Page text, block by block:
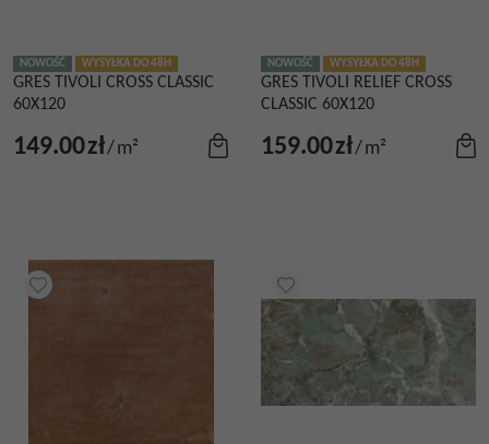
NOWOŚĆ WYSYŁKA DO 48H
GRES TIVOLI CROSS CLASSIC
60X120
149.00zł/m²
NOWOŚĆ WYSYŁKA DO 48H
GRES TIVOLI RELIEF CROSS
CLASSIC 60X120
159.00zł/m²